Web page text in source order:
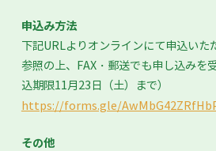
申込み方法
下記URLよりオンラインにて申込いた
参照の上、FAX・郵送でも申し込みを
込期限11月23日（土）まで）
https://forms.gle/
その他